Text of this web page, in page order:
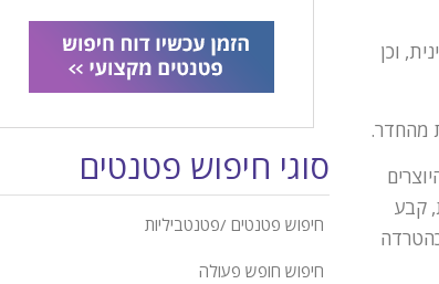
מינית, וכן
מהחדר.
קבע
סוגי חיפוש פטנטים
חיפוש פטנטים /פטנטביליות
חיפוש חופש פעולה